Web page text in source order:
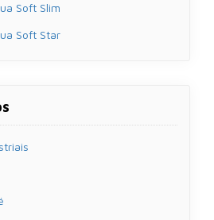
Soft Slim
Soft Star